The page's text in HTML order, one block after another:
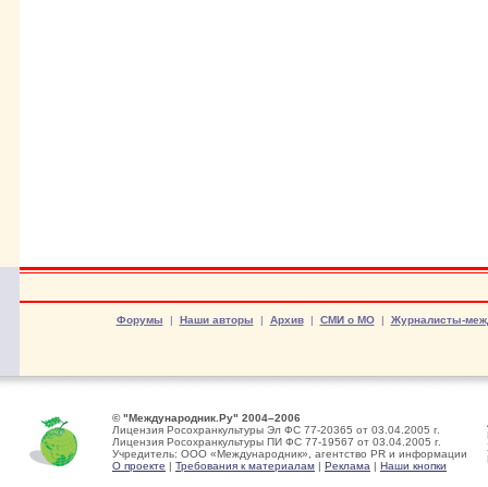
Форумы | Наши авторы | Архив| СМИ о МО| Журналисты-
© "Международник.Ру" 2004–2006
Лицензия Росохранкультуры Эл ФС 77-20365 от 03.04.2005 г.
Лицензия Росохранкультуры ПИ ФС 77-19567 от 03.04.2005 г.
Учредитель: ООО «Международник», агентство PR и информации
О проекте | Требования к материалам | Реклама | Наши кнопки